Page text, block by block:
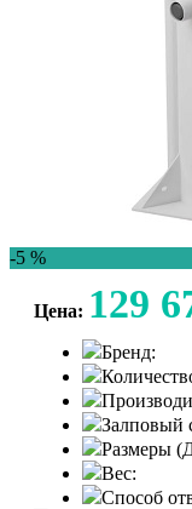
-5 %
Цена: 129
Бренд:
Залповый
Размеры
Вес:
Способ